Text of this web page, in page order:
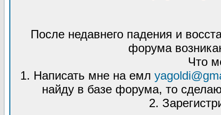
После недавнего падения и
форума
Что
1. Написать мне на емл
найду в базе форума, то
2.